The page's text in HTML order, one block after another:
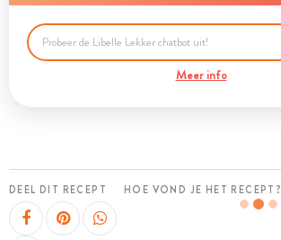
Meer info
DEEL DIT RECEPT HOE VOND JE HET RECEPT?